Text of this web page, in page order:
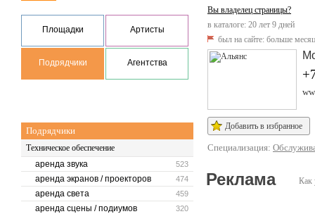
Площадки Артисты
Подрядчики Агентства
Подрядчики
Техническое обеспечение
523
аренда звука
474
аренда экранов / проекторов
459
аренда света
320
аренда сцены / подиумов
Вы владелец страницы?
в каталоге: 20 лет 9 дней
был на сайте: больше
Добавить в избранное
Специализация:
Как
Реклама